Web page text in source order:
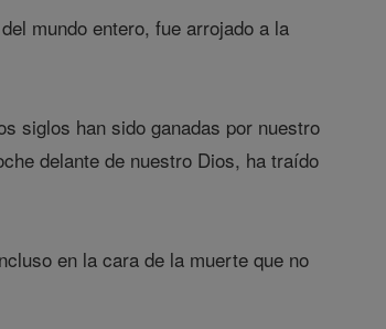
mundo entero, fue arrojado a la
siglos han sido ganadas por nuestro
delante de nuestro Dios, ha traído
en la cara de la muerte que no